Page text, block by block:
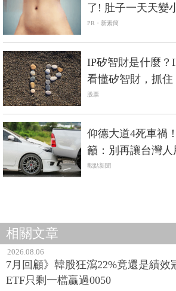
了! 肚子一天天變
PR・新素簡
IP矽智財是什麼？
看懂矽智財，抓
股票
仰德大道4死車禍
籲：別再讓台灣
驗證車子安全
觀點新聞
相關文章
2026.08.06
7月回顧》韓股狂瀉22%竟還是績效
ETF只剩一檔贏過0050